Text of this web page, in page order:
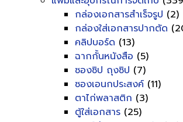
กล่องเอกสารสำเร็จรูป (2)
กล่องใส่เอกสารปากตัด
คลิปบอร์ด (13)
ฉากกั้นหนังสือ (5)
ซองซิป ถุงซิป (7)
ซองเอนกประสงค์ (11)
ตาไก่พลาสติก (3)
ตู้ใส่เอกสาร (25)